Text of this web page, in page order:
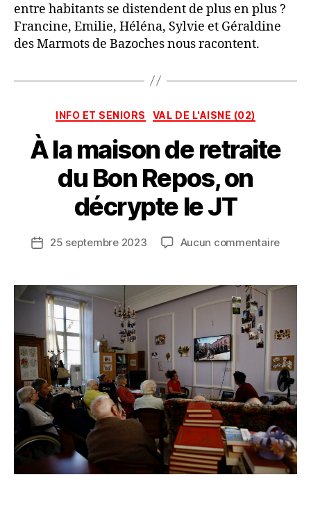
entre habitants se distendent de plus en plus ?
Francine, Emilie, Héléna, Sylvie et Géraldine
des Marmots de Bazoches nous racontent.
Catégories
INFO ET SENIORS VAL DE L'AISNE (02)
À la maison de retraite
du Bon Repos, on
décrypte le JT
Auteur
de
L
C
R
A
V
N
E
S
D
S
Date25 septembre 2023 Aucun commentairesur
du
Repos,
on
le
JT